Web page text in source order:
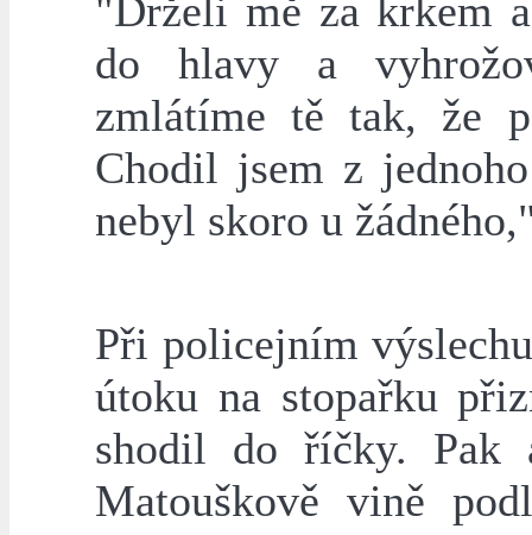
"Drželi mě za krkem
do hlavy a
zmlátíme tě tak, že
Chodil jsem z
nebyl skoro u
Při policejním
útoku na stopařku
shodil do říčky. Pak
Matouškově vině